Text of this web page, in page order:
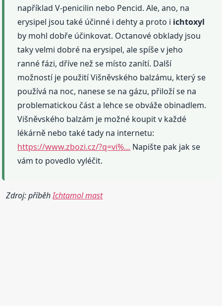
například V-penicilin nebo Pencid. Ale, ano, na
erysipel jsou také účinné i dehty a proto i ichtoxyl
by mohl dobře účinkovat. Octanové obklady jsou
taky velmi dobré na erysipel, ale spíše v jeho
ranné fázi, dříve než se místo zanítí. Další
možností je použití Višněvského balzámu, který se
používá na noc, nanese se na gázu, přiloží se na
problematickou část a lehce se obváže obinadlem.
Višněvského balzám je možné koupit v každé
lékárně nebo také tady na internetu:
https://www.zbozi.cz/?q=vi%… Napište pak jak se
vám to povedlo vyléčit.
Zdroj: příběhIchtamol mast